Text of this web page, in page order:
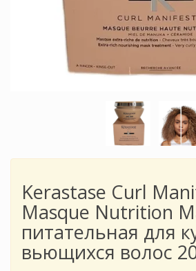
Kerastase Curl
Masque Nutrition
питательная для
вьющихся волос